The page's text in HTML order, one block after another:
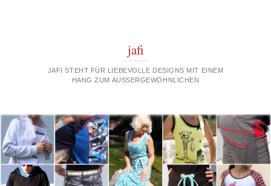
jafi
JAFI STEHT FÜR LIEBEVOLLE DESIGNS MIT EINEM
HANG ZUM AUSSERGEWÖHNLICHEN